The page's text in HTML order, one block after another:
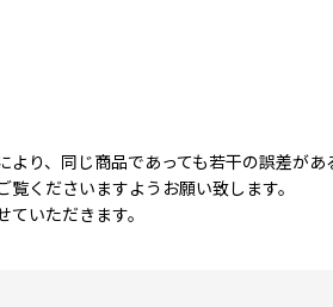
り、同じ商品であっても若干の誤差があ
くださいますようお願い致します。
いただきます。